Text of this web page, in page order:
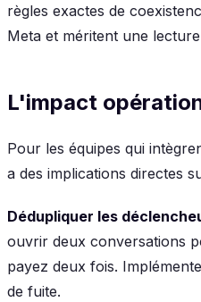
règles exactes de
Meta et méritent une
L'impact
Pour les équipes qui
a des implications directes
Dédupliquer les
ouvrir deux conversations
payez deux fois.
de fuite.